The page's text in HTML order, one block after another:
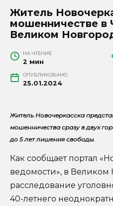
Житель
мошенничестве в
Великом
НА ЧТЕНИЕ
2 мин
ОПУБЛИКОВАНО
25.01.2024
Житель Новочеркасска
мошенничества сразу в двух
до 5 лет лишения свободы.
Как сообщает портал
ведомости», в
расследование
40-летнего